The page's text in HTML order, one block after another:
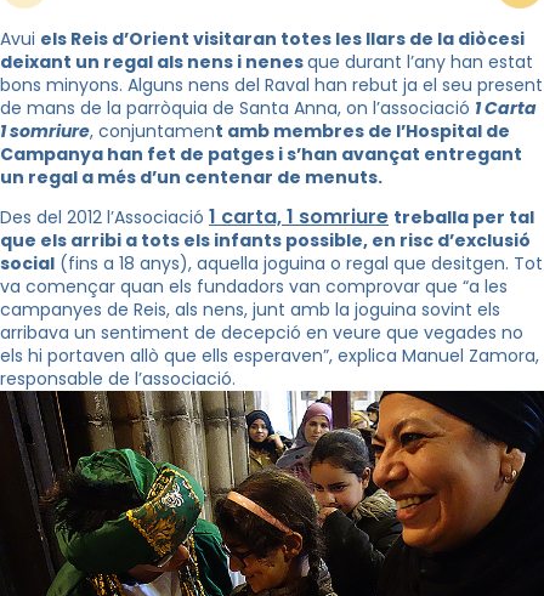
Avui els Reis d’Orient visitaran totes les llars de la diòcesi
deixant un regal als nens i nenesque durant l’any han estat
bons minyons. Alguns nens del Raval han rebut ja el seu present
de mans de la parròquia de Santa Anna, on l’associació 1 Carta
1 somriure, conjuntament amb membres de l’Hospital de
Campanya han fet de patges i s’han avançat entregant
un regal a més d’un centenar de menuts.
Des del 2012 l’Associació 1 carta, 1 somriure treballa per tal
que els arribi a tots els infants possible, en risc d’exclusió
social (fins a 18 anys), aquella joguina o regal que desitgen. Tot
va començar quan els fundadors van comprovar que “a les
campanyes de Reis, als nens, junt amb la joguina sovint els
arribava un sentiment de decepció en veure que vegades no
els hi portaven allò que ells esperaven”, explica Manuel Zamora,
responsable de l’associació.